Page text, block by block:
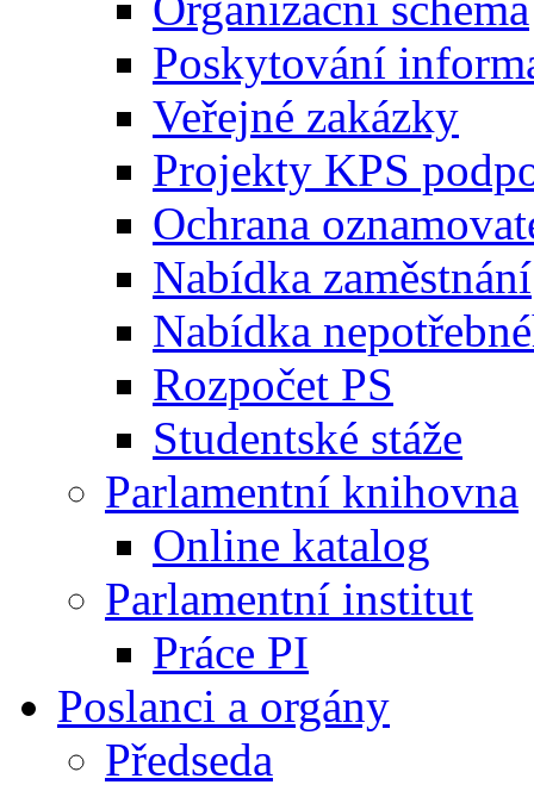
Poskytování
Veřejné zakázky
Projekty KPS
Ochrana
Nabídka zaměstnání
Nabídka
Rozpočet PS
Studentské stáže
Parlamentní knihovna
Online katalog
Parlamentní institut
Práce PI
Poslanci a orgány
Předseda